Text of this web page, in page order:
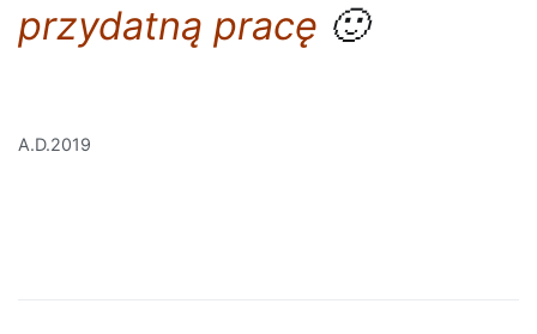
przydatną pracę 🙂
A.D.2019